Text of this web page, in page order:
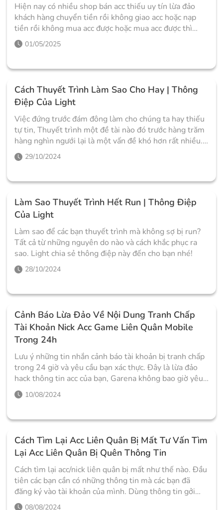
Hiện nay có nhiều shop bán acc thiếu uy tín lừa đảo
khách hàng chuyển tiền rồi không giao acc hoặc nạp
tiền rồi không mua acc được hoặc mua acc được thì
không đăng nhập được và còn nhiều nhiều vấn đề làm
đau đầu những bạn lần đâu đi mua acc liên quân
01/05/2025
Cách Thuyết Trình Làm Sao Cho Hay | Thông
Điệp Của Light
Việc đứng trước đám đông làm cho chúng ta hay thiếu
tự tin, Thuyết trình một đề tài nào đó trước hàng trăm
hàng nghìn ngưới lại là một vấn đề khó hơn rất nhiều.
Light sẻ chỉ cách cho các bạn làm sao để tập và vượt
qua sự áp lực ấy.
29/10/2024
Làm Sao Thuyết Trình Hết Run | Thông Điệp
Của Light
Làm sao để các bạn thuyết trình mà không sợ bị run?
Tất cả từ những nguyên do nào và cách khắc phục ra
sao. Light chia sẻ thông điệp này đến cho bạn nhé!
28/10/2024
Cảnh Báo Lừa Đảo Về Nội Dung Tranh Chấp
Tài Khoản Nick Acc Game Liên Quân Mobile
Trong 24h
Lưu ý những tin nhắn cảnh báo tài khoản bị tranh chấp
trong 24 giờ và yêu cầu bạn xác thực. Đây là lừa đảo
hack thông tin acc của bạn, Garena không bao giờ yêu
cầu xác thực hoặc yêu cầu ai cung cấp thông tin các bạn
nhé.
10/08/2024
Cách Tìm Lại Acc Liên Quân Bị Mất Tư Vấn Tìm
Lại Acc Liên Quân Bị Quên Thông Tin
Cách tìm lại acc/nick liên quân bị mất như thế nào. Đầu
tiên các bạn cần có những thông tin mà các bạn đã
đăng ký vào tài khoản của mình. Dùng thông tin gởi
phiếu yêu cầu cho Garena xem xét và chờ kết quả.
08/08/2024